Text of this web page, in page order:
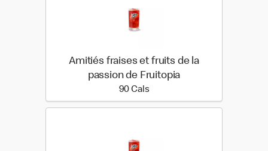
Amitiés fraises et fruits de la
passion de Fruitopia
90 Cals90 calories